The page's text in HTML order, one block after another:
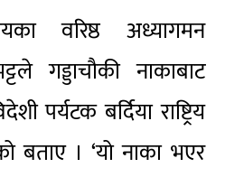
वरिष्ठ अध्यागमन
गड्डाचौकी नाकाबाट
पर्यटक बर्दिया राष्ट्रिय
बताए । ‘यो नाका भएर